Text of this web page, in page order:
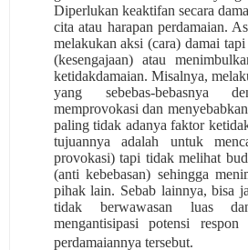
Diperlukan keaktifan secara
cita atau harapan perdamaian.
melakukan aksi (cara) damai
(kesengajaan) atau
ketidakdamaian. Misalnya,
yang sebebas-bebasnya
memprovokasi dan
paling tidak adanya faktor
tujuannya adalah untuk
provokasi) tapi tidak melihat
(anti kebebasan) sehingga
pihak lain. Sebab lainnya, bisa
tidak berwawasan luas
mengantisipasi potensi
perdamaiannya tersebut.